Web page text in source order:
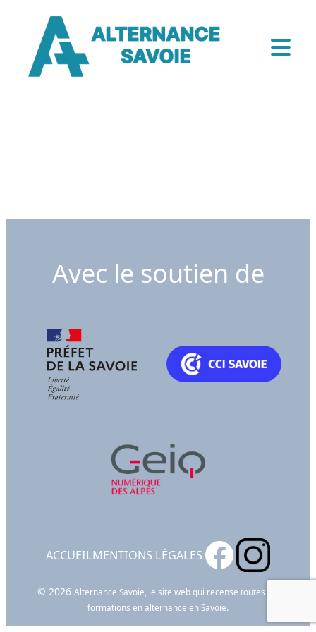
Avec le soutien de
ACCUEILMENTIONS LÉGALES
© 2026 Alternance Savoie, le site web qui recense toutes les
formations en alternance en Savoie.